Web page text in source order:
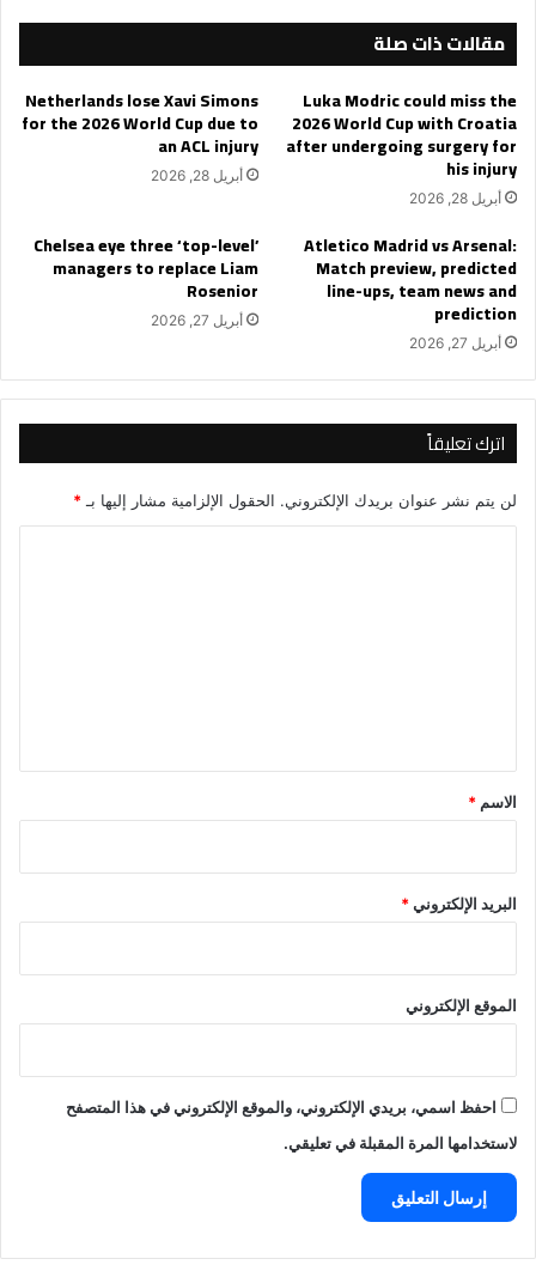
مقالات ذات صلة
Luka Modric could miss the
2026 World Cup with Croatia
after undergoing surgery for
his injury
أبريل 28, 2026
Netherlands lose Xavi Simons
for the 2026 World Cup due to
an ACL injury
أبريل 28, 2026
Atletico Madrid vs Arsenal:
Match preview, predicted
line-ups, team news and
prediction
أبريل 27, 2026
Chelsea eye three ‘top-level’
managers to replace Liam
Rosenior
أبريل 27, 2026
اترك تعليقاً
لن يتم نشر عنوان بريدك الإلكتروني. الحقول الإلزامية مشار إليها بـ*
*
الاسم *
البريد الإلكتروني*
الموقع الإلكتروني
احفظ اسمي، بريدي الإلكتروني، والموقع الإلكتروني في هذا المتصفح
لاستخدامها المرة المقبلة في تعليقي.